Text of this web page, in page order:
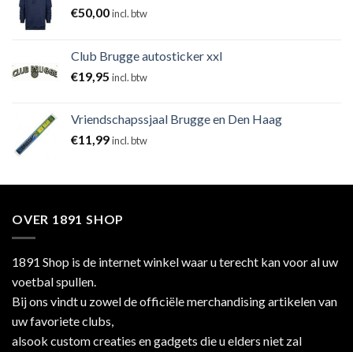
€50,00incl. btw
Club Brugge autosticker xxl
€19,95 incl. btw
Vriendschapssjaal Brugge en Den Haag
€11,99incl. btw
OVER 1891 SHOP
1891 Shop is de internet winkel waar u terecht kan voor al uw
voetbal spullen.
Bij ons vindt u zowel de officiële merchandising artikelen van
uw favoriete clubs,
alsook custom creaties en gadgets die u elders niet zal